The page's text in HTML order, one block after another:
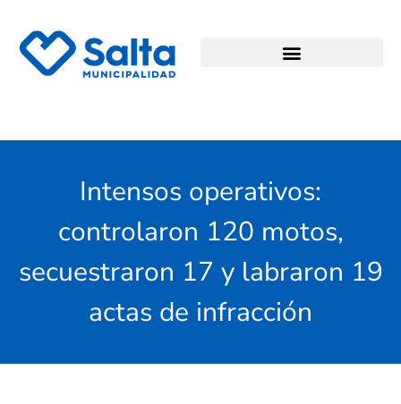
Intensos operativos:
controlaron 120 motos,
secuestraron 17 y labraron 19
actas de infracción